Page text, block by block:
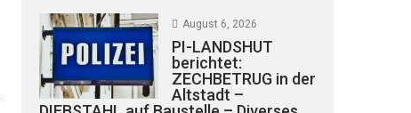
August 6, 2026
PI-LANDSHUT
berichtet:
ZECHBETRUG in der
Altstadt –